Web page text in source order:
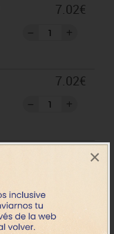
×
7.02€
7.02€
7.02€